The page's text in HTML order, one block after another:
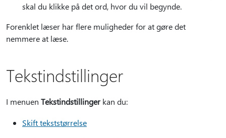
skal du klikke på det ord, hvor du vil begynde.
Forenklet læser har flere muligheder for at gøre det
nemmere at læse.
Tekstindstillinger
I menuen Tekstindstillingerkan du:
Skift tekststørrelse